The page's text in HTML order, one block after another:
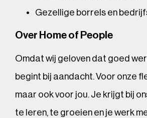
Gezellige borrels en
Over Home of People
Omdat wij geloven dat goed
begint bij aandacht. Voor onze
maar ook voor jou. Je krijgt bij
te leren, te groeien en je werk